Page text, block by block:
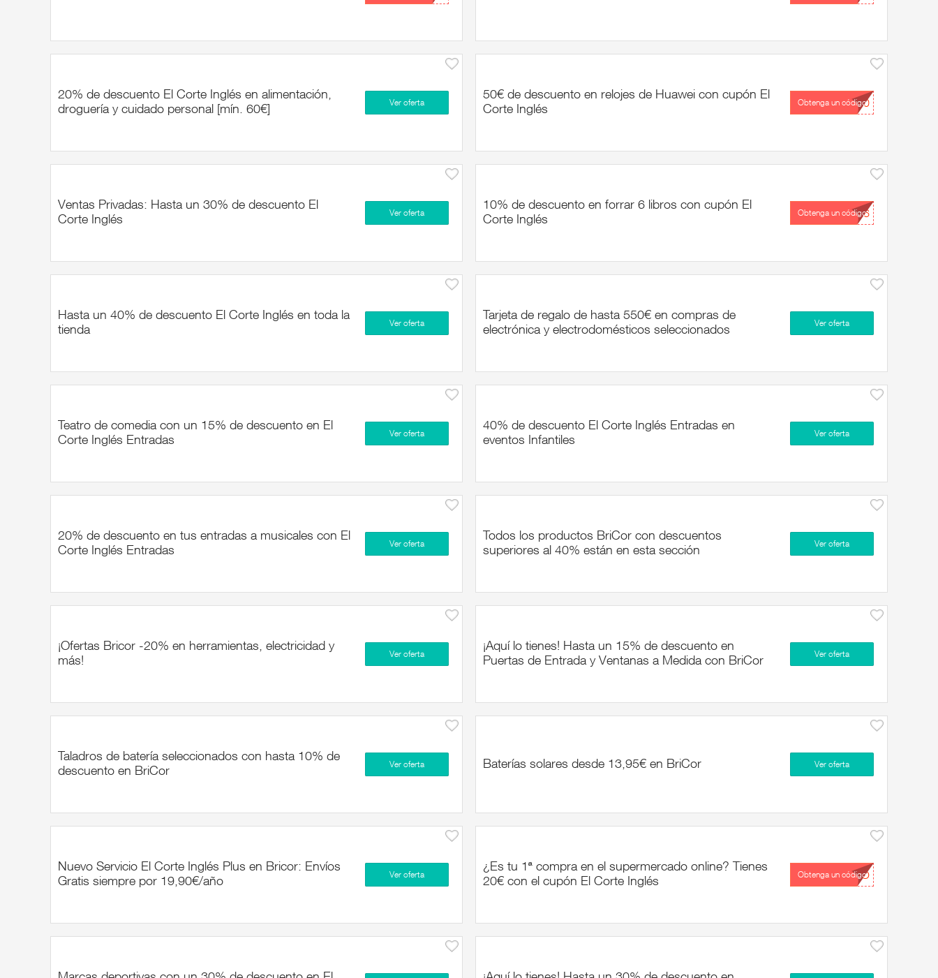
20% de descuento El Corte Inglés en alimentación,
droguería y cuidado personal [mín. 60€]
Ver oferta
50€ de descuento en relojes de Huawei con cupón El
Corte Inglés
...50
Obtenga un código
Ventas Privadas: Hasta un 30% de descuento El
Corte Inglés
Ver oferta
10% de descuento en forrar 6 libros con cupón El
Corte Inglés
...26
Obtenga un código
Hasta un 40% de descuento El Corte Inglés en toda la
tienda
Ver oferta
Tarjeta de regalo de hasta 550€ en compras de
electrónica y electrodomésticos seleccionados
Ver oferta
Teatro de comedia con un 15% de descuento en El
Corte Inglés Entradas
Ver oferta
40% de descuento El Corte Inglés Entradas en
eventos Infantiles
Ver oferta
20% de descuento en tus entradas a musicales con El
Corte Inglés Entradas
Ver oferta
Todos los productos BriCor con descuentos
superiores al 40% están en esta sección
Ver oferta
¡Ofertas Bricor -20% en herramientas, electricidad y
más!
Ver oferta
¡Aquí lo tienes! Hasta un 15% de descuento en
Puertas de Entrada y Ventanas a Medida con BriCor
Ver oferta
Taladros de batería seleccionados con hasta 10% de
descuento en BriCor
Ver oferta Baterías solares desde 13,95€ en BriCor Ver oferta
Nuevo Servicio El Corte Inglés Plus en Bricor: Envíos
Gratis siempre por 19,90€/año
Ver oferta
¿Es tu 1ª compra en el supermercado online? Tienes
20€ con el cupón El Corte Inglés
...VO
Obtenga un código